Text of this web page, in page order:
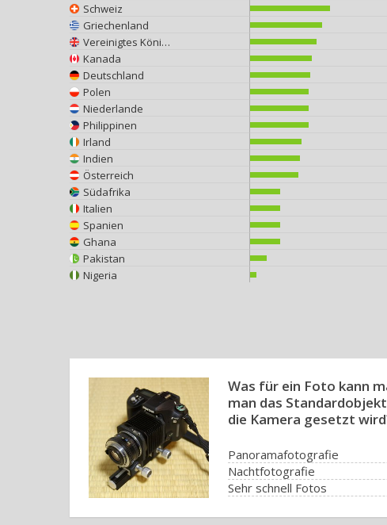
Schweiz
Griechenland
Vereinigtes Königreich
Kanada
Deutschland
Polen
Niederlande
Philippinen
Irland
Indien
Österreich
Südafrika
Italien
Spanien
Ghana
Pakistan
Nigeria
Was für ein Foto kann
man das
die Kamera gesetzt
Panoramafotografie
Nachtfotografie
Sehr schnell Fotos